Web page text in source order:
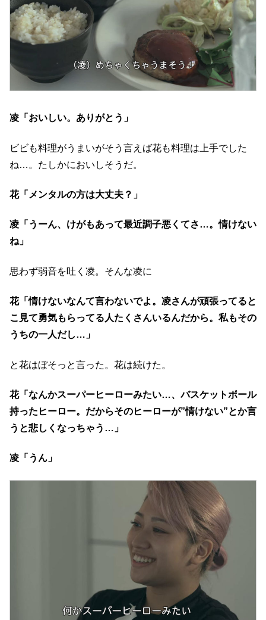
凌「おいしい。ありがとう」
ビビも料理がうまいがそう言えば花も料理は上手でした
ね…。たしかにおいしそうだ。
花「メンタルの方は大丈夫？」
凌「うーん、けがもあって最近調子悪くてさ…。情けない
ね」
思わず弱音を吐く凌。そんな凌に
花「情けないなんて言わないでよ。凌さんが頑張ってると
こ見て勇気もらってる人たくさんいるんだから。私もその
うちの一人だし…」
と花はぼそっと言った。花は続けた。
花「なんかスーパーヒーローみたい…、バスケットボール
持ったヒーロー。だからそのヒーローが”情けない”とか言
うと悲しくなっちゃう…」
凌「うん」